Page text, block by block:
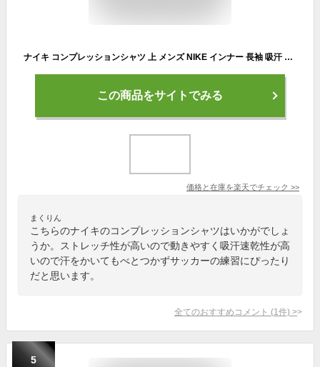
ナイキ コンプレッションシャツ 上 メンズ NIKE インナー 長袖 吸汗 速乾 ロンT Nike Pro FB7920 黒 ブラック 新作| 大きいサイズ 有 スポーツウェア トレーニングウェア
この商品をサイトでみる
価格と在庫を楽天でチェック >>
まくりん
こちらのナイキのコンプレッションシャツはいかがでしょ
うか。ストレッチ性が高いので動きやすく吸汗速乾性が高
いので汗をかいてもべとつかずサッカーの練習にぴったり
だと思います。
全てのおすすめコメント (1 件) >
5